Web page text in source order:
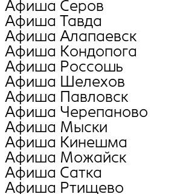
Афиша Серов
Афиша Тавда
Афиша Алапаевск
Афиша Кондопога
Афиша Россошь
Афиша Шелехов
Афиша Павловск
Афиша Черепаново
Афиша Мыски
Афиша Кинешма
Афиша Можайск
Афиша Сатка
Афиша Ртищево